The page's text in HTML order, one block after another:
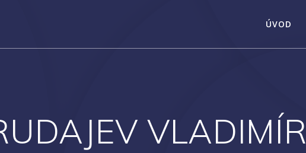
ÚVOD
VLADIMÍR